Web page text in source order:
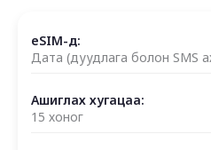
eSIM-д:
Дата (дуудлага болон SMS
Ашиглах хугацаа:
15 хоног